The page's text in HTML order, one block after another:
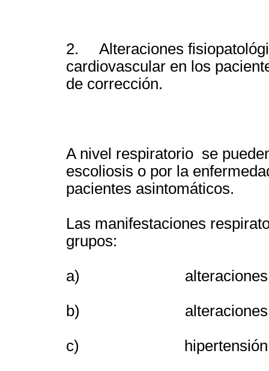
2. Alteraciones
cardiovascular en los
de corrección.
A nivel respiratorio se
escoliosis o por la
pacientes asintomáticos.
Las manifestaciones
grupos:
a) alteraciones de la
b) alteraciones
c) hipertensión